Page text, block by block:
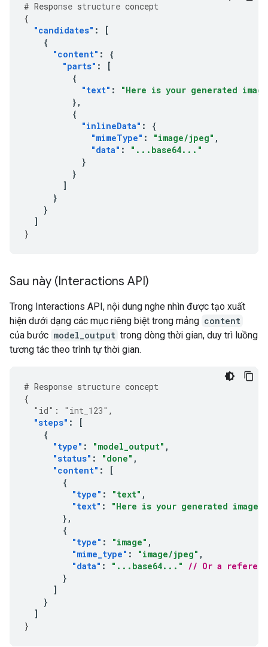
# Response structure concept
{
"candidates" :
[
{
"content" :
{
"parts" :
[
{
"text" :
"Here is your generated
},
{
"inlineData" :
{
"mimeType" : "image/jpeg" ,
"data" :
"...base64..."
}
}
]
}
}
]
}
Sau này (Interactions API)
Trong Interactions API, nội dung nghe nhìn được tạo xuất
hiện dưới dạng các mục riêng biệt trong mảng content
của bước model_output trong dòng thời gian, duy trì luồng
tương tác theo trình tự thời gian.
# Response structure concept
{
"id" : "int_123" ,
"steps" :
[
{
"type" : "model_output" ,
"status" : "done" ,
"content" :
[
{
"type" : "text" ,
"text" :
"Here is your generated image:"
},
{
"type" : "image" ,
"mime_type" : "image/jpeg" ,
"data" : "...base64..." // Or a
}
]
}
]
}